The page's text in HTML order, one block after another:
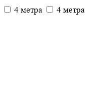
4 метра
4 метра